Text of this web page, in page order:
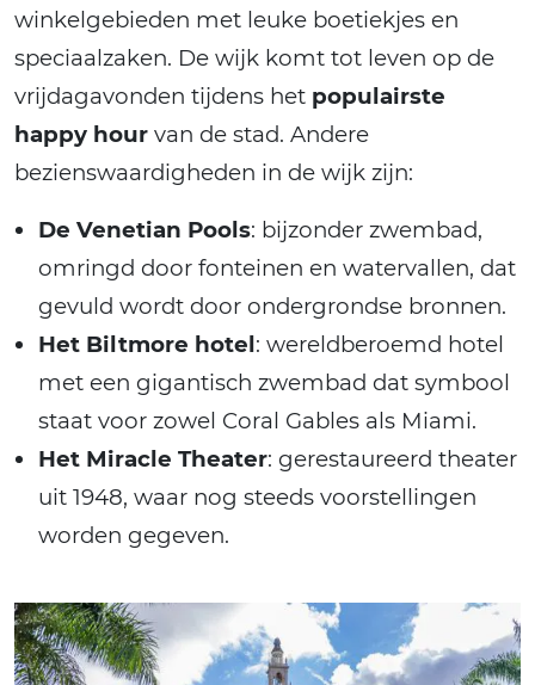
winkelgebieden met leuke boetiekjes en
speciaalzaken. De wijk komt tot leven op de
vrijdagavonden tijdens het populairste
happy hour van de stad. Andere
bezienswaardigheden in de wijk zijn:
De Venetian Pools: bijzonder zwembad,
omringd door fonteinen en watervallen, dat
gevuld wordt door ondergrondse bronnen.
Het Biltmore hotel: wereldberoemd hotel
met een gigantisch zwembad dat symbool
staat voor zowel Coral Gables als Miami.
Het Miracle Theater: gerestaureerd theater
uit 1948, waar nog steeds voorstellingen
worden gegeven.